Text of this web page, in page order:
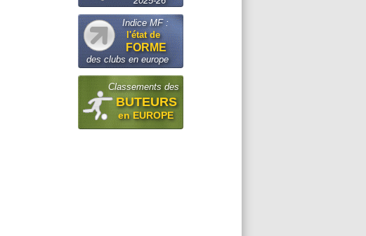
Indice MF :
l'état de
FORME
des clubs en europe
Classements des
BUTEURS
en EUROPE